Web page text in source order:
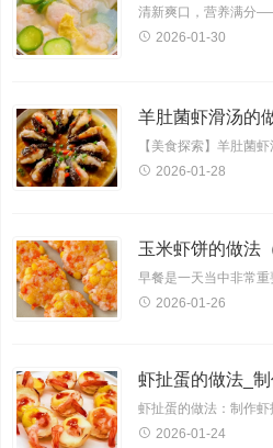
2026-01-30
2026-01-28
2026-01-26
虾扯蛋的做法_
2026-01-24